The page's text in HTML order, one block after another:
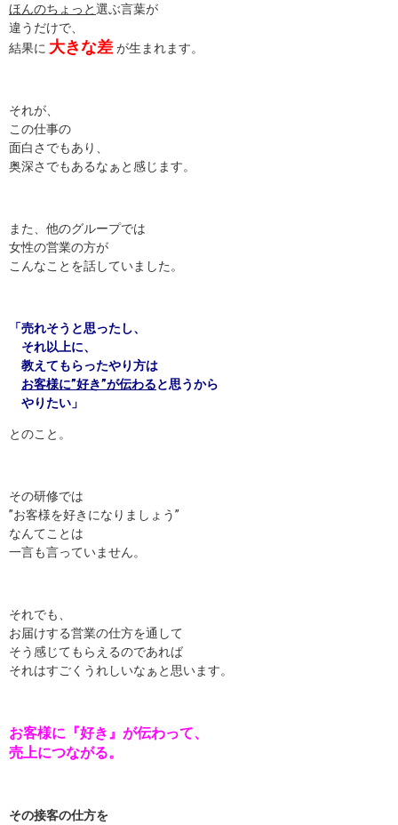
ほんのちょっと選ぶ言葉が
違うだけで、
結果に 大きな差 が生まれます。
それが、
この仕事の
面白さでもあり、
奥深さでもあるなぁと感じます。
また、他のグループでは
女性の営業の方が
こんなことを話していました。
「売れそうと思ったし、
それ以上に、
教えてもらったやり方は
お客様に”好き”が伝わると思うから
やりたい」
とのこと。
その研修では
”お客様を好きになりましょう”
なんてことは
一言も言っていません。
それでも、
お届けする営業の仕方を通して
そう感じてもらえるのであれば
それはすごくうれしいなぁと思います。
お客様に『好き』が伝わって、
売上につながる。
その接客の仕方を